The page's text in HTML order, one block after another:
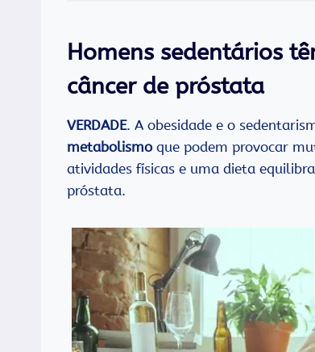
Homens sedentários
câncer de próstata
VERDADE. A obesidade e o
metabolismoque podem provocar
atividades físicas e uma dieta
próstata.